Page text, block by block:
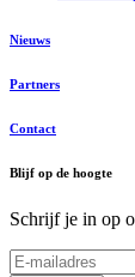
Nieuws
Partners
Contact
Blijf op de hoogte
Schrijf je in op